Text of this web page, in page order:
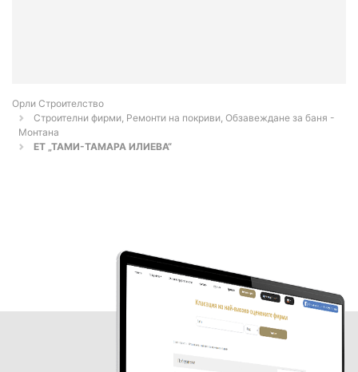
Орли Строителство
Строителни фирми, Ремонти на покриви, Обзавеждане за баня -
Монтана
ЕТ „ТАМИ-ТАМАРА ИЛИЕВА“